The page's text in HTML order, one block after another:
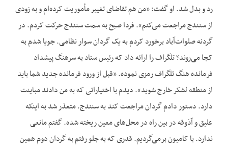
رد و بدل شد. او گفت: «من هم تقاضای تغییر مأموریت کرده‌ام و به زودی
از سنندج مراجعت می‌کنم». فردا صبح به سمت سنندج حرکت کردم. در
گردنه صلوات‌آباد برخورد کردم به یک گردان سوار نظامی. جویا شدم به
کجا می‌روند؟ تلگراف را ارائه داد که رئیس ستاد به سرهنگ پیشداد
فرمانده هنگ تلگراف رمزی نموده. «قبل از ورود فرمانده جدید شما باید
از منطقه لشکر خارج شوید». دیدم با اختیاراتی که به من دادند مباینت
دارد. دستور دادم گردان مراجعت کند به سنندج. متعذر شد به اینکه
علیق و آذوقه در بین راه در محل‌های معین ریخته شده. گفتم مانعی
ندارد. با کامیون برمی‌گردیم. قدری که به جلو رفتم به گردان دوم همین